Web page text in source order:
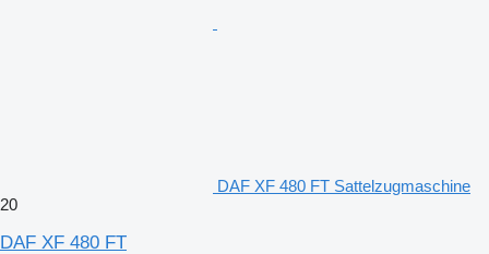
DAF XF 480 FT Sattelzugmaschine
20
DAF XF 480 FT